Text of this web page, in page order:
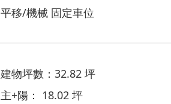
平移/機械 固定車位
建物坪數：32.82 坪
主+陽： 18.02 坪